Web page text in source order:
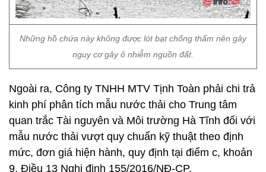
Những hồ chứa này không được lót bạt chống thấm nên gây
nguy cơ gây ô nhiễm nguồn đất.
Ngoài ra, Công ty TNHH MTV Tịnh Toàn phải chi trả
kinh phí phân tích mẫu nước thải cho Trung tâm
quan trắc Tài nguyên và Môi trường Hà Tĩnh đối với
mẫu nước thải vượt quy chuẩn kỹ thuật theo định
mức, đơn giá hiện hành, quy định tại điểm c, khoản
9, Điều 13 Nghị định 155/2016/NĐ-CP.